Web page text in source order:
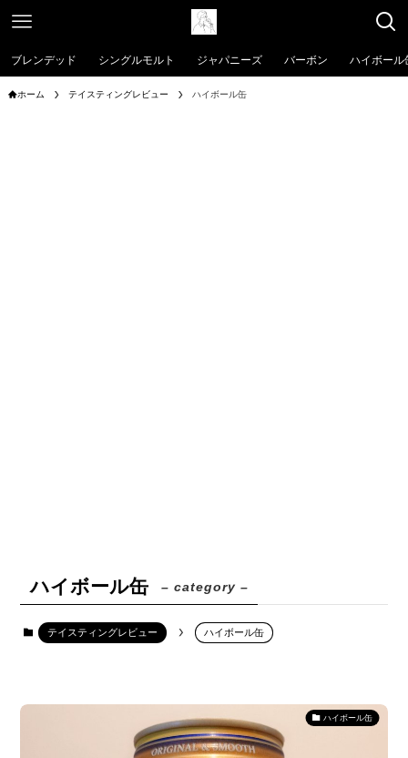
ブレンデッド シングルモルト ジャパニーズ バーボン ハイボール
ホーム テイスティングレビュー ハイボール缶
ハイボール缶 – category –
テイスティングレビュー ハイボール缶
ハイボール缶